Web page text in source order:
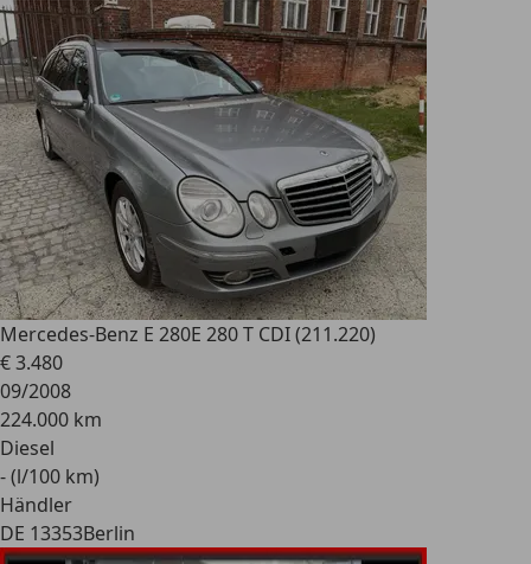
Mercedes-Benz E 280E 280 T CDI (211.220)
€ 3.480
09/2008
224.000 km
Diesel
- (l/100 km)
Händler
DE 13353Berlin